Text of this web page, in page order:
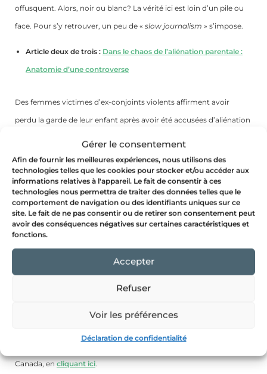
Gérer le consentement
Afin de fournir les meilleures expériences, nous utilisons des
technologies telles que les cookies pour stocker et/ou accéder aux
informations relatives à l'appareil. Le fait de consentir à ces
technologies nous permettra de traiter des données telles que le
comportement de navigation ou des identifiants uniques sur ce
site. Le fait de ne pas consentir ou de retirer son consentement peut
avoir des conséquences négatives sur certaines caractéristiques et
fonctions.
Accepter
Refuser
Voir les préférences
Déclaration de confidentialité
offusquent. Alors, noir ou blanc? La vérité ici est loin d’un pile ou
face. Pour s’y retrouver, un peu de « slow journalism » s’impose.
Article deux de trois : Dans le chaos de l’aliénation parentale :
Anatomie d’une controverse
Des femmes victimes d’ex-conjoints violents affirment avoir
perdu la garde de leur enfant après avoir été accusées d’aliénation
sont-elles fondées? La réponse n’est pas simple. Deuxième volet
de notre exercice de slow journalisme sur l’aliénation parentale.
Article trois de trois :
Dans le chaos de l’aliénation parentale :
Chère Madeleine
Aux prises avec une pénurie de personnel à la DPJ, un manque de
juges en Cour supérieure et d’avocats à l’aide juridique, le système
de justice, fatigué, ploie sous le poids de chicanes de couples de
journalisme sur l’aliénation parentale.
Canada, encliquant ici.